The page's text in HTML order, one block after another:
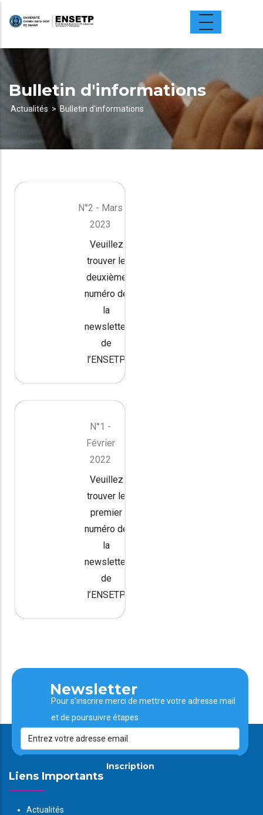
principal
Bulletin d'informations
d'Ariane
Actualités Bulletin d'informations
N°2 - Mars
2023
Veuillez
trouver le
deuxième
numéro de
la
newsletter
de
l’ENSETP.
N°1 -
Février
2022
Veuillez
trouver le
premier
numéro de
la
newsletter
de
l’ENSETP.
Newsletter
Pour s'inscrire merci de mettre votre adresse mail
et de poursuivre étapes
Inscription
Liens Importants
Actualités